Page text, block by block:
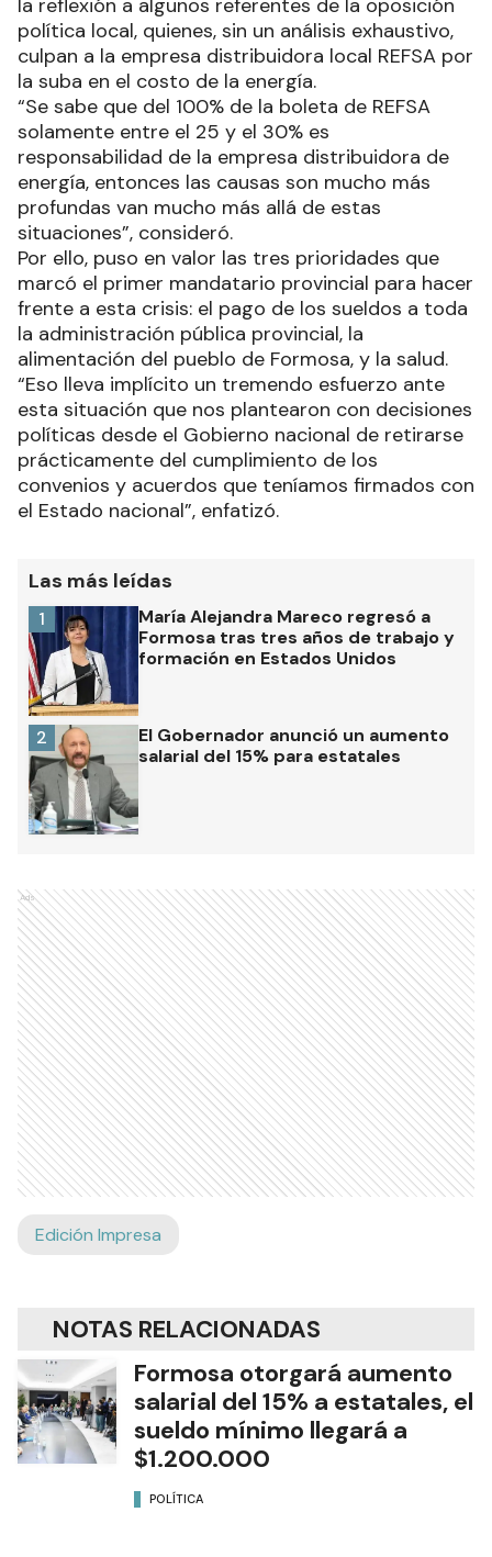
política local, quienes, sin un análisis exhaustivo,
culpan a la empresa distribuidora local REFSA por
la suba en el costo de la energía.
“Se sabe que del 100% de la boleta de REFSA
solamente entre el 25 y el 30% es
responsabilidad de la empresa distribuidora de
energía, entonces las causas son mucho más
profundas van mucho más allá de estas
situaciones”, consideró.
Por ello, puso en valor las tres prioridades que
marcó el primer mandatario provincial para hacer
frente a esta crisis: el pago de los sueldos a toda
la administración pública provincial, la
alimentación del pueblo de Formosa, y la salud.
“Eso lleva implícito un tremendo esfuerzo ante
esta situación que nos plantearon con decisiones
políticas desde el Gobierno nacional de retirarse
prácticamente del cumplimiento de los
convenios y acuerdos que teníamos firmados con
el Estado nacional”, enfatizó.
Las más leídas
María Alejandra Mareco regresó a
Formosa tras tres años de trabajo y
formación en Estados Unidos
1
El Gobernador anunció un aumento
salarial del 15% para estatales
2
Ads
Edición Impresa
NOTAS RELACIONADAS
Formosa otorgará aumento
salarial del 15% a estatales, el
sueldo mínimo llegará a
$1.200.000
POLÍTICA